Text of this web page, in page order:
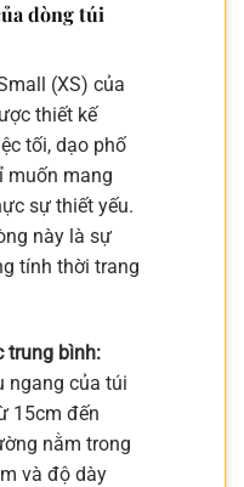
dòng túi
(XS) của
thiết kế
tối, dạo phố
muốn mang
sự thiết yếu.
này là sự
tính thời trang
trung bình:
ngang của túi
15cm đến
nằm trong
và độ dày